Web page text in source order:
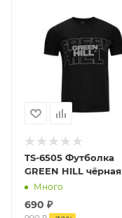
TS-6505 Футболка
GREEN HILL чёрная
Много
690 ₽